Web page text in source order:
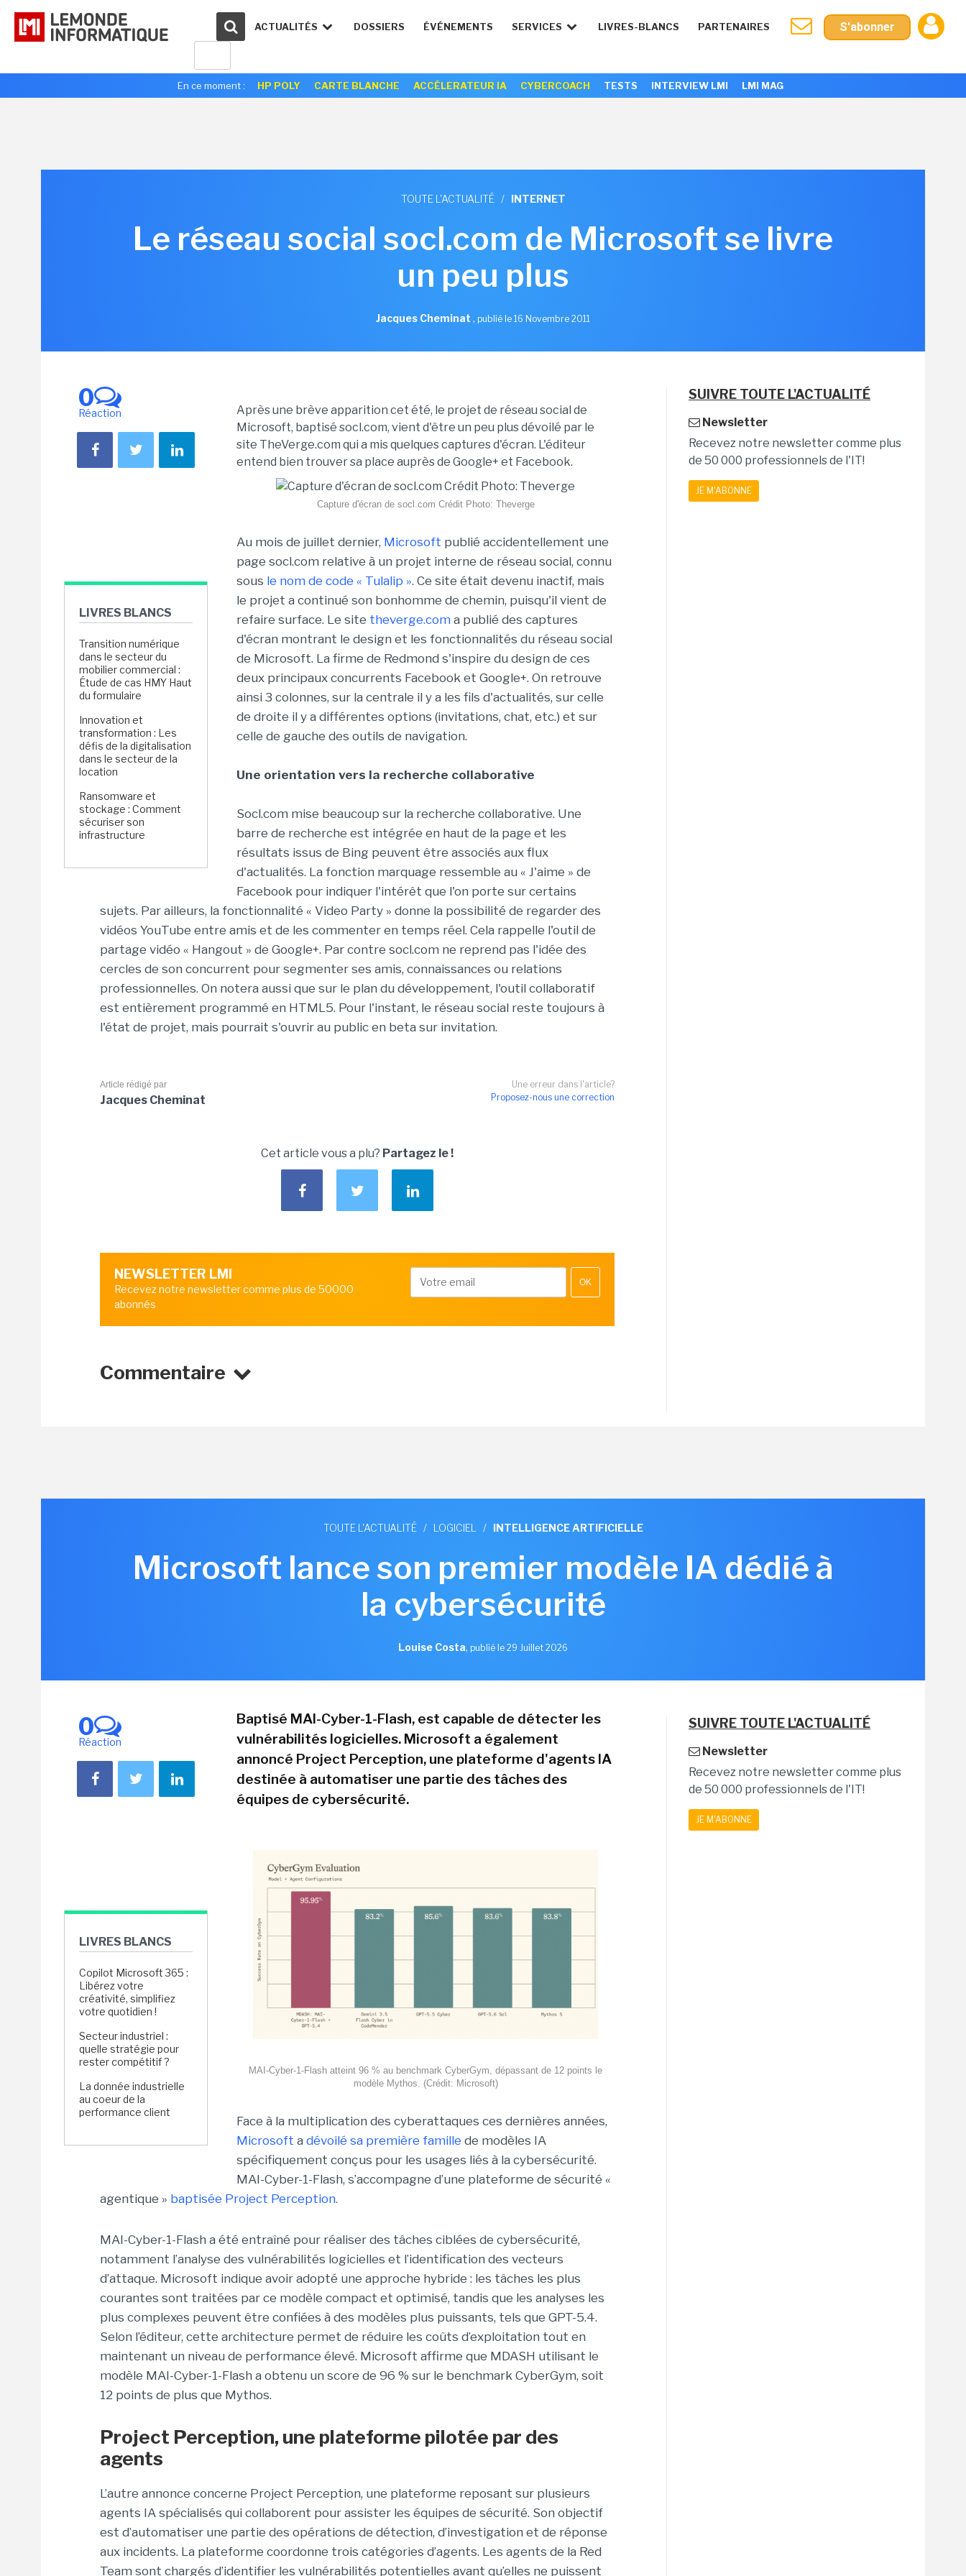
ACTUALITÉS DOSSIERS ÉVÉNEMENTS SERVICES LIVRES-BLANCS PARTENAIRES S'abonner
En ce moment : HP POLY CARTE BLANCHE ACCÉLERATEUR IA CYBERCOACH TESTS INTERVIEW LMI LMI MAG
TOUTE L'ACTUALITÉ / INTERNET
Le réseau social socl.com de Microsoft se livre
un peu plus
Jacques Cheminat , publié le 16 Novembre 2011
0
Réaction
LIVRES BLANCS
Transition numérique
dans le secteur du
mobilier commercial :
Étude de cas HMY Haut
du formulaire
Innovation et
transformation : Les
défis de la digitalisation
dans le secteur de la
location
Ransomware et
stockage : Comment
sécuriser son
infrastructure
Après une brève apparition cet été, le projet de réseau social de
Microsoft, baptisé socl.com, vient d'être un peu plus dévoilé par le
site TheVerge.com qui a mis quelques captures d'écran. L'éditeur
entend bien trouver sa place auprès de Google+ et Facebook.
Capture d'écran de socl.com Crédit Photo: Theverge
Au mois de juillet dernier, Microsoft publié accidentellement une
page socl.com relative à un projet interne de réseau social, connu
sous le nom de code « Tulalip ». Ce site était devenu inactif, mais
le projet a continué son bonhomme de chemin, puisqu'il vient de
refaire surface. Le site theverge.com a publié des captures
d'écran montrant le design et les fonctionnalités du réseau social
de Microsoft. La firme de Redmond s'inspire du design de ces
deux principaux concurrents Facebook et Google+. On retrouve
ainsi 3 colonnes, sur la centrale il y a les fils d'actualités, sur celle
de droite il y a différentes options (invitations, chat, etc.) et sur
celle de gauche des outils de navigation.
Une orientation vers la recherche collaborative
Socl.com mise beaucoup sur la recherche collaborative. Une
barre de recherche est intégrée en haut de la page et les
résultats issus de Bing peuvent être associés aux flux
d'actualités. La fonction marquage ressemble au « J'aime » de
Facebook pour indiquer l'intérêt que l'on porte sur certains
sujets. Par ailleurs, la fonctionnalité « Video Party » donne la possibilité de regarder des
vidéos YouTube entre amis et de les commenter en temps réel. Cela rappelle l'outil de
partage vidéo « Hangout » de Google+. Par contre socl.com ne reprend pas l'idée des
cercles de son concurrent pour segmenter ses amis, connaissances ou relations
professionnelles. On notera aussi que sur le plan du développement, l'outil collaboratif
est entièrement programmé en HTML5. Pour l'instant, le réseau social reste toujours à
l'état de projet, mais pourrait s'ouvrir au public en beta sur invitation.
Une erreur dans l'article?
Proposez-nous une correction
Article rédigé par
Jacques Cheminat
Cet article vous a plu? Partagez le !
NEWSLETTER LMI
Recevez notre newsletter comme plus de 50000
abonnés
OK
Commentaire
SUIVRE TOUTE L'ACTUALITÉ
Newsletter
Recevez notre newsletter comme plus
de 50 000 professionnels de l'IT!
JE M'ABONNE
TOUTE L'ACTUALITÉ / LOGICIEL / INTELLIGENCE ARTIFICIELLE
Microsoft lance son premier modèle IA dédié à
la cybersécurité
Louise Costa, publié le 29 Juillet 2026
0
Réaction
LIVRES BLANCS
Copilot Microsoft 365 :
Libérez votre
créativité, simplifiez
votre quotidien !
Secteur industriel :
quelle stratégie pour
rester compétitif ?
La donnée industrielle
au coeur de la
performance client
Baptisé MAI-Cyber-1-Flash, est capable de détecter les
vulnérabilités logicielles. Microsoft a également
annoncé Project Perception, une plateforme d'agents IA
destinée à automatiser une partie des tâches des
équipes de cybersécurité.
MAI-Cyber-1-Flash atteint 96 % au benchmark CyberGym, dépassant de 12 points le
modèle Mythos. (Crédit: Microsoft)
Face à la multiplication des cyberattaques ces dernières années,
Microsoft a dévoilé sa première famille de modèles IA
spécifiquement conçus pour les usages liés à la cybersécurité.
MAI-Cyber-1-Flash, s’accompagne d’une plateforme de sécurité «
agentique » baptisée Project Perception.
MAI-Cyber-1-Flash a été entraîné pour réaliser des tâches ciblées de cybersécurité,
notamment l’analyse des vulnérabilités logicielles et l’identification des vecteurs
d’attaque. Microsoft indique avoir adopté une approche hybride : les tâches les plus
courantes sont traitées par ce modèle compact et optimisé, tandis que les analyses les
plus complexes peuvent être confiées à des modèles plus puissants, tels que GPT-5.4.
Selon l’éditeur, cette architecture permet de réduire les coûts d’exploitation tout en
maintenant un niveau de performance élevé. Microsoft affirme que MDASH utilisant le
modèle MAI-Cyber-1-Flash a obtenu un score de 96 % sur le benchmark CyberGym, soit
12 points de plus que Mythos.
Project Perception, une plateforme pilotée par des
agents
L’autre annonce concerne Project Perception, une plateforme reposant sur plusieurs
agents IA spécialisés qui collaborent pour assister les équipes de sécurité. Son objectif
est d’automatiser une partie des opérations de détection, d’investigation et de réponse
aux incidents. La plateforme coordonne trois catégories d’agents. Les agents de la Red
Team sont chargés d’identifier les vulnérabilités potentielles avant qu’elles ne puissent
SUIVRE TOUTE L'ACTUALITÉ
Newsletter
Recevez notre newsletter comme plus
de 50 000 professionnels de l'IT!
JE M'ABONNE